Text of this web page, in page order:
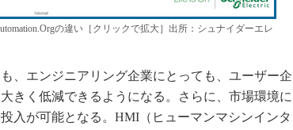
の違い［クリックで拡大］出所：シュナイダーエレ
、エンジニアリング企業にとっても、ユーザー企
きく低減できるようになる。さらに、市場環境に
入が可能となる。HMI（ヒューマンマシンインタ